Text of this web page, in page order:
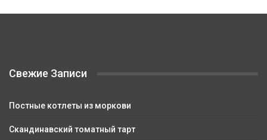
Свежие Записи
Постные котлеты из моркови
Скандинавский томатный тарт